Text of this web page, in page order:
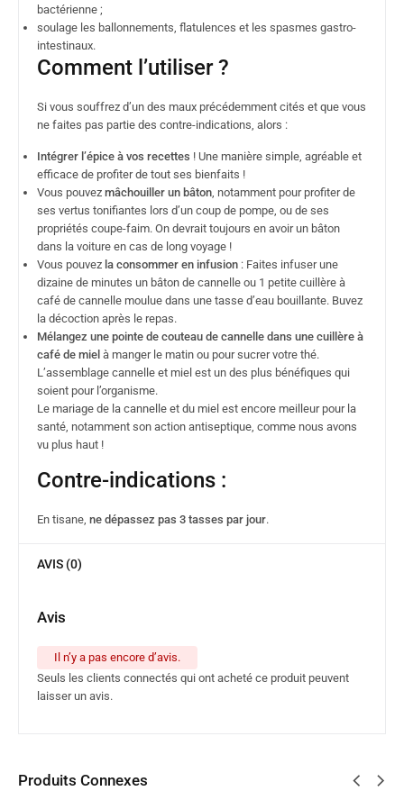
bactérienne ;
soulage les ballonnements, flatulences et les spasmes gastro-
intestinaux.
Comment l’utiliser ?
Si vous souffrez d’un des maux précédemment cités et que vous
ne faites pas partie des contre-indications, alors :
Intégrer l’épice à vos recettes ! Une manière simple, agréable et
efficace de profiter de tout ses bienfaits !
Vous pouvez mâchouiller un bâton, notamment pour profiter de
ses vertus tonifiantes lors d’un coup de pompe, ou de ses
propriétés coupe-faim. On devrait toujours en avoir un bâton
dans la voiture en cas de long voyage !
Vous pouvez la consommer en infusion : Faites infuser une
dizaine de minutes un bâton de cannelle ou 1 petite cuillère à
café de cannelle moulue dans une tasse d’eau bouillante. Buvez
la décoction après le repas.
Mélangez une pointe de couteau de cannelle dans une cuillère à
café de miel à manger le matin ou pour sucrer votre thé.
L’assemblage cannelle et miel est un des plus bénéfiques qui
soient pour l’organisme.
Le mariage de la cannelle et du miel est encore meilleur pour la
santé, notamment son action antiseptique, comme nous avons
vu plus haut !
Contre-indications :
En tisane, ne dépassez pas 3 tasses par jour.
AVIS (0)
Avis
Il n’y a pas encore d’avis.
Seuls les clients connectés qui ont acheté ce produit peuvent
laisser un avis.
Produits Connexes